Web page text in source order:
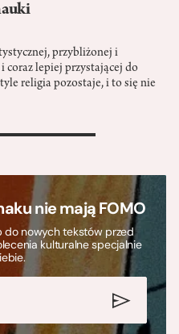
przybliżonej i
coraz lepiej przystającej do
religia pozostaje, i to się nie
nie mają FOMO
do nowych tekstów przed
kulturalne specjalnie